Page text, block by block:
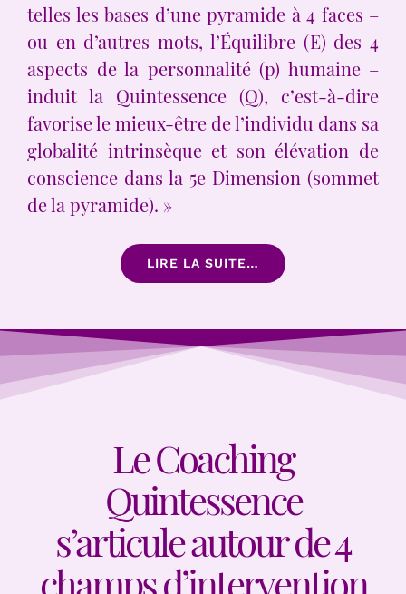
telles les bases d’une pyramide à 4 faces –
ou en d’autres mots, l’Équilibre (E) des 4
aspects de la personnalité (p) humaine –
induit la Quintessence (Q), c’est-à-dire
favorise le mieux-être de l’individu dans sa
globalité intrinsèque et son élévation de
conscience dans la 5e Dimension (sommet
de la pyramide). »
LIRE LA SUITE…
Le Coaching
Quintessence
s’articule autour de 4
champs d’intervention